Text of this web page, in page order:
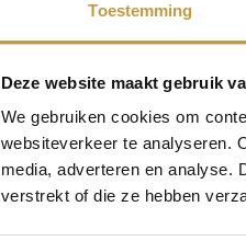
Toestemming
Deze website maakt gebruik
We gebruiken cookies om
websiteverkeer te analyseren.
media, adverteren en analyse.
verstrekt of die ze hebben